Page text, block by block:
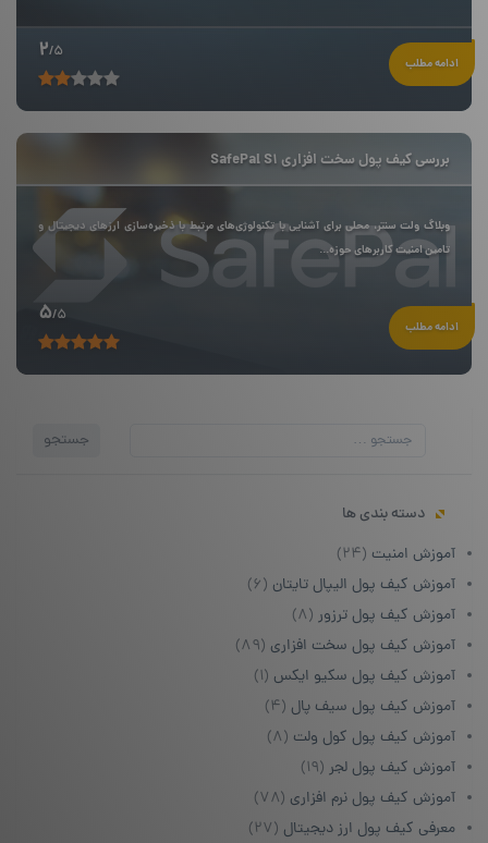
ادامه مطلب 2/5
بررسی کیف پول سخت افزاری SafePal S1
وبلاگ ولت سنتر، محلی برای آشنایی با تکنولوژی‌های مرتبط با ذخیره‌سازی ارزهای دیجیتال و
تامین امنیت کاربرهای حوزه‌...
ادامه مطلب 5/5
جستجو
جستجو
دسته بندی ها
آموزش امنیت (۲۴)
آموزش کیف پول الیپال تایتان (۶)
آموزش کیف پول ترزور (۸)
آموزش کیف پول سخت افزاری (۸۹)
آموزش کیف پول سکیو ایکس (۱)
آموزش کیف پول سیف پال (۴)
آموزش کیف پول کول ولت (۸)
آموزش کیف پول لجر (۱۹)
آموزش کیف پول نرم افزاری (۷۸)
معرفی کیف پول ارز دیجیتال (۲۷)